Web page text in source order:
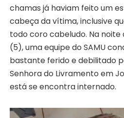
chamas já haviam feito um
cabeça da vítima, inclusive
todo coro cabeludo. Na
(5), uma equipe do SAMU
bastante ferido e debilitado
Senhora do Livramento em
está se encontra internado.